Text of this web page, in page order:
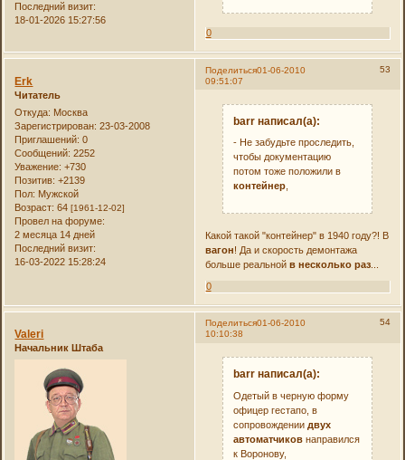
Последний визит:
18-01-2026 15:27:56
0
Поделиться 53
01-06-2010
09:51:07
Erk
Читатель
Откуда: Москва
Зарегистрирован: 23-03-2008
Приглашений: 0
Сообщений: 2252
Уважение: +730
Позитив: +2139
Пол: Мужской
Возраст: 64[1961-12-02]
Провел на форуме:
2 месяца 14 дней
Последний визит:
16-03-2022 15:28:24
barr написал(а):
- Не забудьте проследить,
чтобы документацию
потом тоже положили в
контейнер
Какой такой "контейнер" в 1940 году?! В
вагон! Да и скорость демонтажа
больше реальной в несколько раз...
0
Поделиться 54
01-06-2010
10:10:38
Valeri
Начальник Штаба
barr написал(а):
Одетый в черную форму
офицер гестапо, в
сопровождении двух
автоматчиковнаправился
к Воронову,